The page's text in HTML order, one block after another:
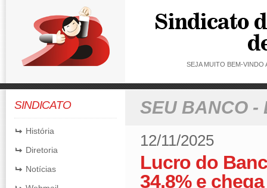
SEJA MUITO BEM-
SINDICATO
História
Diretoria
Notícias
SEU BANCO -
12/11/2025
Lucro do
34,8% e